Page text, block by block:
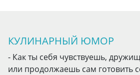
КУЛИНАРНЫЙ ЮМОР
- Как ты себя чувствуешь,
или продолжаешь сам готовить